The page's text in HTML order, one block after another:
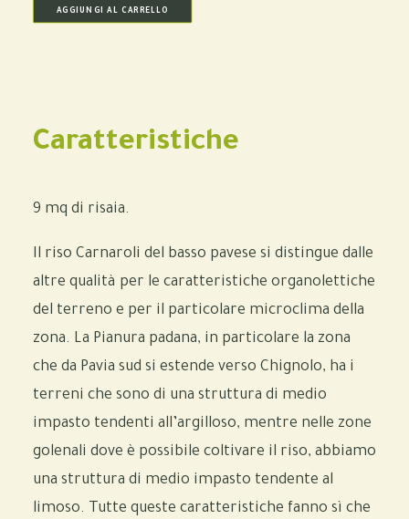
AGGIUNGI AL CARRELLO
Caratteristiche
9 mq di risaia.
Il riso Carnaroli del basso pavese si distingue dalle
altre qualità per le caratteristiche organolettiche
del terreno e per il particolare microclima della
zona. La Pianura padana, in particolare la zona
che da Pavia sud si estende verso Chignolo, ha i
terreni che sono di una struttura di medio
impasto tendenti all’argilloso, mentre nelle zone
golenali dove è possibile coltivare il riso, abbiamo
una struttura di medio impasto tendente al
limoso. Tutte queste caratteristiche fanno sì che